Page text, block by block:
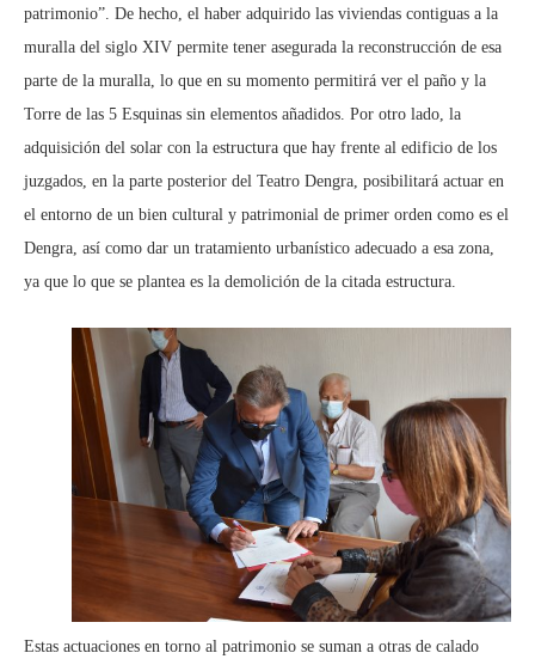
patrimonio”. De hecho, el haber adquirido las viviendas contiguas a la
muralla del siglo XIV permite tener asegurada la reconstrucción de esa
parte de la muralla, lo que en su momento permitirá ver el paño y la
Torre de las 5 Esquinas sin elementos añadidos. Por otro lado, la
adquisición del solar con la estructura que hay frente al edificio de los
juzgados, en la parte posterior del Teatro Dengra, posibilitará actuar en
el entorno de un bien cultural y patrimonial de primer orden como es el
Dengra, así como dar un tratamiento urbanístico adecuado a esa zona,
ya que lo que se plantea es la demolición de la citada estructura.
Estas actuaciones en torno al patrimonio se suman a otras de calado